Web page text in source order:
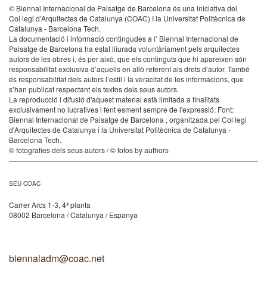
© Biennal Internacional de Paisatge de Barcelona és una iniciativa del
Col·legi d’Arquitectes de Catalunya (COAC) I la Universitat Politècnica de
Catalunya - Barcelona Tech.
La documentació i informació contingudes a l’ Biennal Internacional de
Paisatge de Barcelona ha estat lliurada voluntàriament pels arquitectes
autors de les obres i, és per això, que els continguts que hi apareixen són
responsabilitat exclusiva d’aquells en allò referent als drets d’autor. També
és responsabilitat dels autors l’estil i la veracitat de les informacions, que
s’han publicat respectant els textos dels seus autors.
La reproducció i difusió d'aquest material està limitada a finalitats
exclusivament no lucratives i fent esment sempre de l'expressió: Font:
Biennal Internacional de Paisatge de Barcelona , organitzada pel Col·legi
d'Arquitectes de Catalunya i la Universitat Politècnica de Catalunya -
Barcelona Tech.
© fotografies dels seus autors / © fotos by authors
SEU COAC
Carrer Arcs 1-3, 4ª planta
08002 Barcelona / Catalunya / Espanya
biennaladm@coac.net